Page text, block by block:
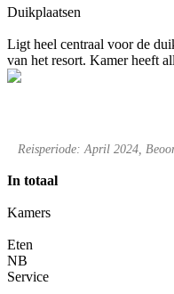
Duikplaatsen
Ligt heel centraal voor de
van het resort. Kamer heeft
Reisperiode: April 2024,
In totaal
Kamers
Eten
NB
Service